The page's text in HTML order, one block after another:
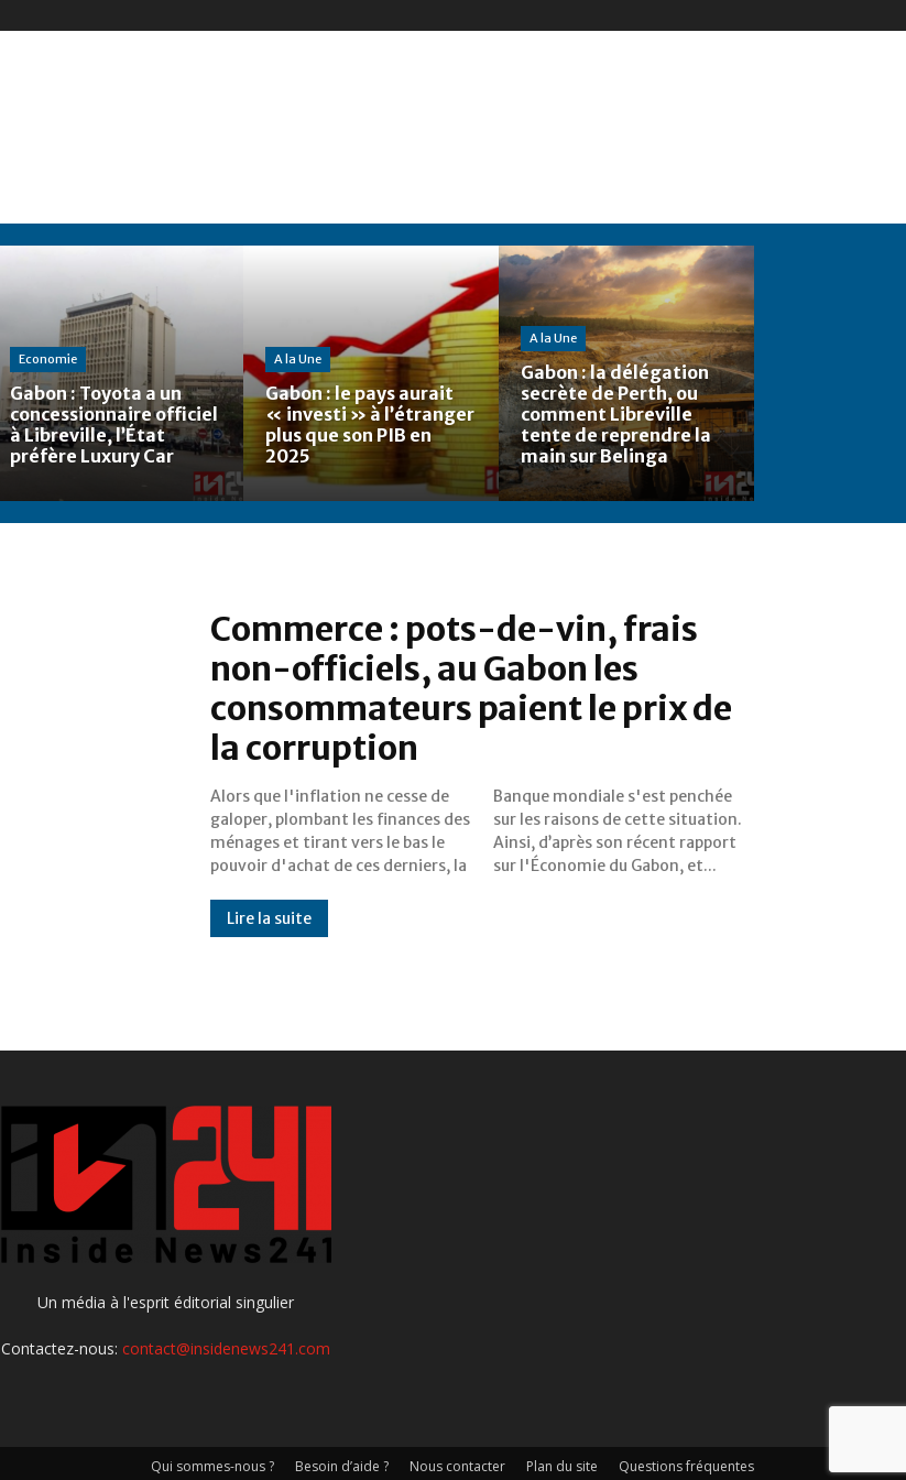
Economie
Gabon : Toyota a un
concessionnaire officiel
à Libreville, l’État
préfère Luxury Car
A la Une
Gabon : le pays aurait
« investi » à l’étranger
plus que son PIB en
2025
A la Une
Gabon : la délégation
secrète de Perth, ou
comment Libreville
tente de reprendre la
main sur Belinga
Commerce : pots-de-vin, frais
non-officiels, au Gabon les
consommateurs paient le prix de
la corruption
Alors que l'inflation ne cesse de
galoper, plombant les finances des
ménages et tirant vers le bas le
pouvoir d'achat de ces derniers, la
Banque mondiale s'est penchée
sur les raisons de cette situation.
Ainsi, d’après son récent rapport
sur l'Économie du Gabon, et...
Lire la suite
Un média à l'esprit éditorial singulier
Contactez-nous:contact@insidenews241.com
Qui sommes-nous ? Besoin d’aide ? Nous contacter Plan du site Questions fréquentes